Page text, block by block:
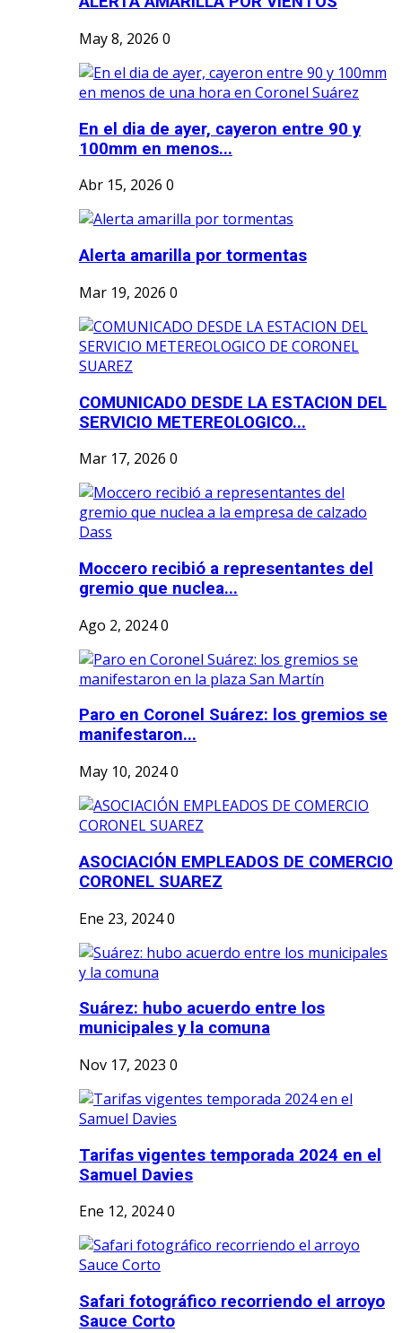
May 8, 2026 0
En el dia de ayer, cayeron entre 90 y
100mm en menos...
Abr 15, 2026 0
Alerta amarilla por tormentas
Mar 19, 2026 0
COMUNICADO DESDE LA ESTACION DEL
SERVICIO METEREOLOGICO...
Mar 17, 2026 0
Moccero recibió a representantes del
gremio que nuclea...
Ago 2, 20240
Paro en Coronel Suárez: los gremios se
manifestaron...
May 10, 20240
ASOCIACIÓN EMPLEADOS DE COMERCIO
CORONEL SUAREZ
Ene 23, 20240
Suárez: hubo acuerdo entre los
municipales y la comuna
Nov 17, 2023 0
Tarifas vigentes temporada 2024 en el
Samuel Davies
Ene 12, 20240
Safari fotográfico recorriendo el arroyo
Sauce Corto